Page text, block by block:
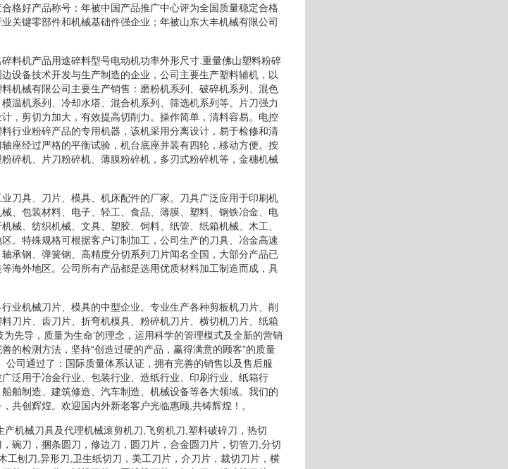
格好产品称号；年被中国产品推广中心评为全国质量稳定合格
关键零部件和机械基础件强企业；年被山东大丰机械有限公司
料机产品用途碎料型号电动机功率外形尺寸.重量佛山塑料粉碎
设备技术开发与生产制造的企业，公司主要生产塑料辅机，以
机械有限公司主要生产销售：磨粉机系列、破碎机系列、混色
温机系列、冷却水塔、混合机系列、筛选机系列等。片刀强力
，剪切力加大，有效提高切削力。操作简单，清料容易。电控
行业粉碎产品的专用机器，该机采用分离设计，易于检修和清
座经过严格的平衡试验，机台底座并装有四轮，移动方便。按
碎机、片刀粉碎机、薄膜粉碎机，多刃式粉碎机等，金穗机械
刀具、刀片、模具、机床配件的厂家。刀具广泛应用于印刷机
、包装材料、电子、轻工、食品、薄膜、塑料、钢铁冶金、电
械、纺织机械、文具、塑胶、饲料、纸管、纸箱机械、木工、
。特殊规格可根据客户订制加工，公司生产的刀具、冶金高速
承钢、弹簧钢、高精度分切系列刀片闻名全国，大部分产品已
海外地区。公司所有产品都是选用优质材料加工制造而成，具
业机械刀片、模具的中型企业。专业生产各种剪板机刀片、削
刀片、齿刀片、折弯机模具、粉碎机刀片、横切机刀片、纸箱
先导，质量为生命’的理念，运用科学的管理模式及全新的营销
的检测方法，坚持“创造过硬的产品，赢得满意的顾客”的质量
公司通过了：国际质量体系认证，拥有完善的销售以及售后服
泛用于冶金行业、包装行业、造纸行业、印刷行业、纸箱行
舶制造、建筑修造、汽车制造、机械设备等各大领域。我们的
共创辉煌。欢迎国内外新老客户光临惠顾,共铸辉煌！。
机械刀具及代理机械滚剪机刀,飞剪机刀,塑料破碎刀，热切
碗刀，捆条圆刀，修边刀，圆刀片，合金圆刀片，切管刀,分切
工刨刀,异形刀,卫生纸切刀，美工刀片，介刀片，裁切刀片，横